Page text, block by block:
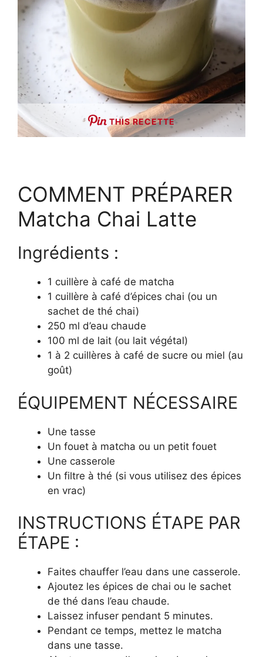
THIS RECETTE
COMMENT PRÉPARER
Matcha Chai Latte
Ingrédients :
1 cuillère à café de matcha
1 cuillère à café d’épices chai (ou un
sachet de thé chai)
250 ml d’eau chaude
100 ml de lait (ou lait végétal)
1 à 2 cuillères à café de sucre ou miel (au
goût)
ÉQUIPEMENT NÉCESSAIRE
Une tasse
Un fouet à matcha ou un petit fouet
Une casserole
Un filtre à thé (si vous utilisez des épices
en vrac)
INSTRUCTIONS ÉTAPE PAR
ÉTAPE :
Faites chauffer l’eau dans une casserole.
Ajoutez les épices de chai ou le sachet
de thé dans l’eau chaude.
Laissez infuser pendant 5 minutes.
Pendant ce temps, mettez le matcha
dans une tasse.